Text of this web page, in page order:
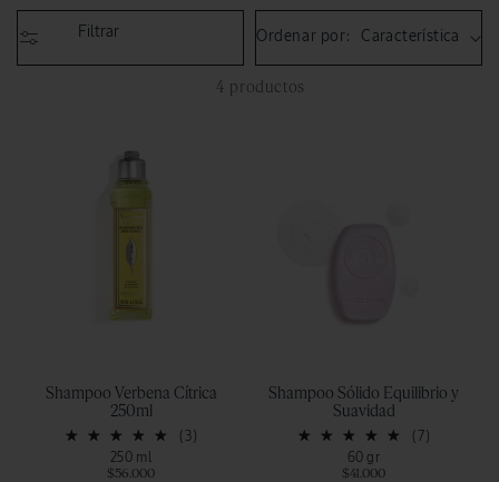
:
Filtrar Ordenar por:
4 productos
Shampoo Verbena Cítrica
250ml
(3)
250 ml
$56.000
Shampoo Sólido Equilibrio y
Suavidad
(7)
60 gr
$41.000